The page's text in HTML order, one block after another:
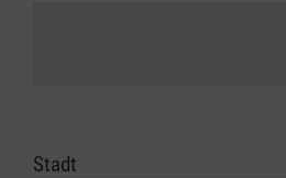
Stadt